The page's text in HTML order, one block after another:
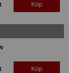
Köp
Köp